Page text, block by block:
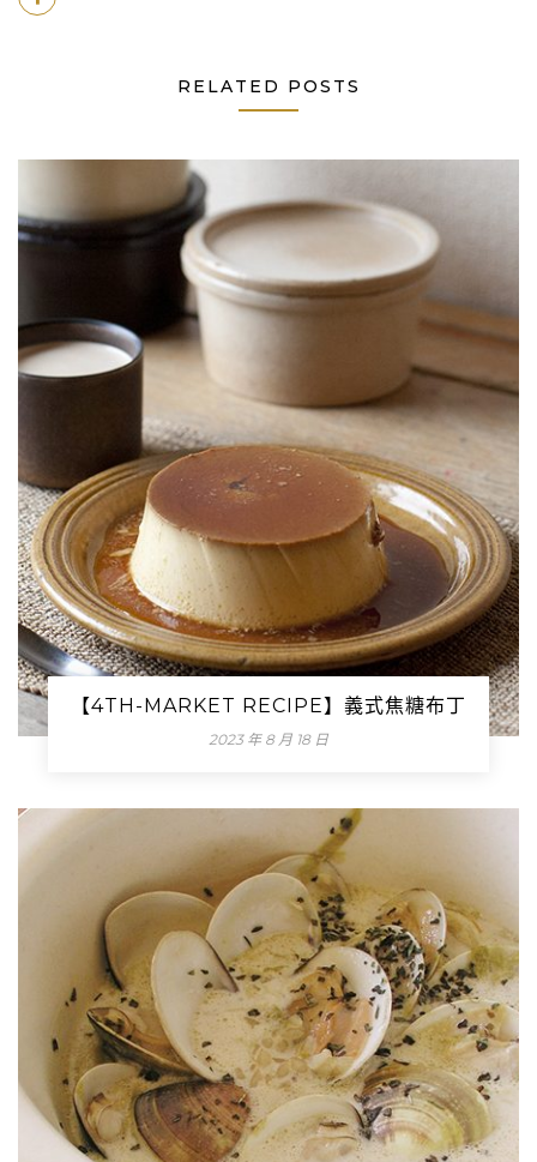
RELATED POSTS
【4TH-MARKET RECIPE】義式焦糖布丁
2023 年 8 月 18 日